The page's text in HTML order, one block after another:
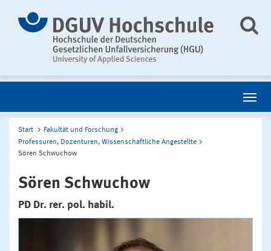
Start
Fakultät und Forschung
Professuren, Dozenturen, Wissenschaftliche Angestellte
Sören Schwuchow
Sören Schwuchow
PD Dr. rer. pol. habil.